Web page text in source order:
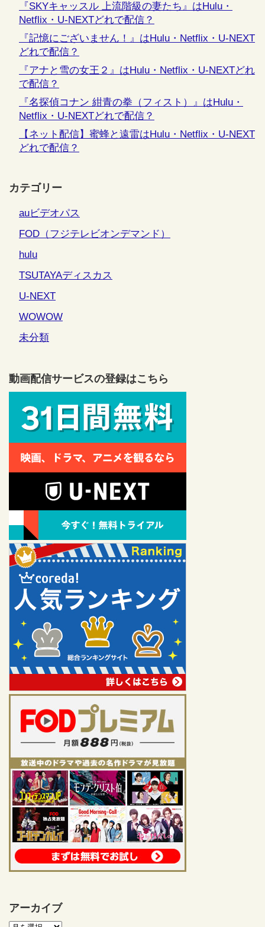
『SKYキャッスル 上流階級の妻たち』はHulu・
Netflix・U-NEXTどれで配信？
『記憶にございません！』はHulu・Netflix・U-NEXT
どれで配信？
『アナと雪の女王２』はHulu・Netflix・U-NEXTどれ
で配信？
『名探偵コナン 紺青の拳（フィスト）』はHulu・
Netflix・U-NEXTどれで配信？
【ネット配信】蜜蜂と遠雷はHulu・Netflix・U-NEXT
どれで配信？
カテゴリー
auビデオパス
FOD（フジテレビオンデマンド）
hulu
TSUTAYAディスカス
U-NEXT
WOWOW
未分類
動画配信サービスの登録はこちら
アーカイブ